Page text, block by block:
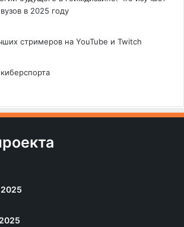
в 2025 году
стримеров на YouTube и Twitch